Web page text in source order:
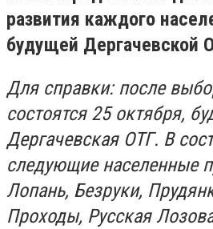
развития каждого
будущей Дергачевской
Для справки: после
состоятся 25 октября,
Дергачевская ОТГ. В
следующие населенные
Лопань, Безруки,
Проходы, Русская